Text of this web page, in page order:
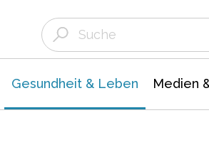
Gesundheit & Leben Medien